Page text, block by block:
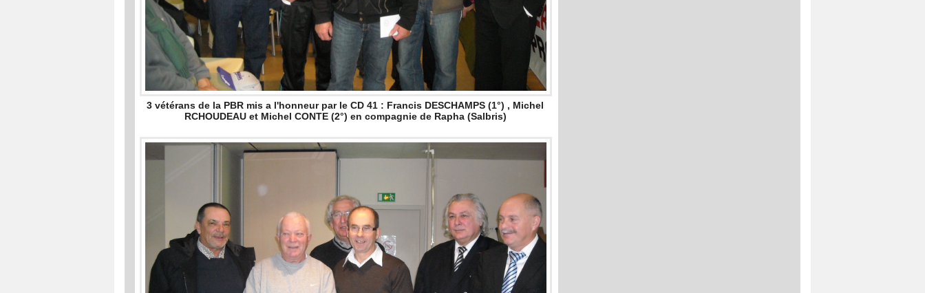
3 vétérans de la PBR mis a l'honneur par le CD 41 : Francis DESCHAMPS (1°) , Michel
RCHOUDEAU et Michel CONTE (2°) en compagnie de Rapha (Salbris)